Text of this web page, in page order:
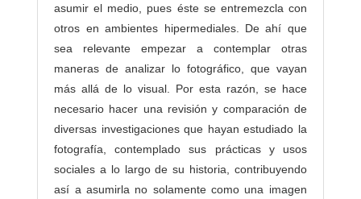
asumir el medio, pues éste se entremezcla con
otros en ambientes hipermediales. De ahí que
sea relevante empezar a contemplar otras
maneras de analizar lo fotográfico, que vayan
más allá de lo visual. Por esta razón, se hace
necesario hacer una revisión y comparación de
diversas investigaciones que hayan estudiado la
fotografía, contemplado sus prácticas y usos
sociales a lo largo de su historia, contribuyendo
así a asumirla no solamente como una imagen